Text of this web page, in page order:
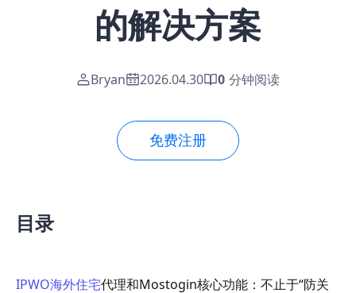
的解决方案
Bryan 2026.04.30 0 分钟阅读
免费注册
目录
IPWO海外住宅代理和Mostogin核心功能：不止于“防关